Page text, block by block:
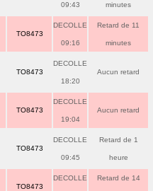
09:43 minutes
TO8473
DECOLLE
09:16
Retard de 11
minutes
TO8473
DECOLLE
18:20
Aucun retard
TO8473
DECOLLE
19:04
Aucun retard
TO8473
DECOLLE
09:45
Retard de 1
heure
TO8473
DECOLLE Retard de 14